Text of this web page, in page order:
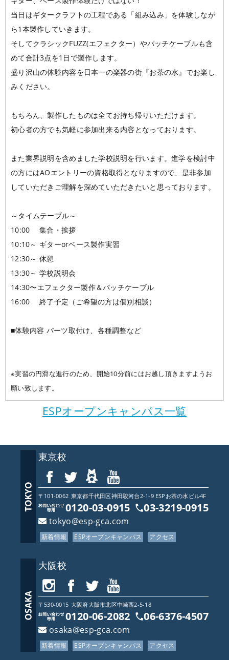
当日はギタークラフトの工程である「組み込み」を体験しなが
ら1本製作していきます。
そしてクラシックFUZZ(エフェクター）やパッチケーブルも含
めて合計3点を1日で製作します。
盛り沢山の体験内容を日本一の楽器の街『お茶の水』でお楽し
みください。
もちろん、製作したものは全てお持ち帰りいただけます。
初心者の方でも気軽に参加出来る内容となっております。
また業界説明を含めました学校説明を行います。進学を検討中
の方にはAOエントリーの資格取得となりますので、是非参加
していただきご理解を深めていただきたいと思っております。
～タイムテーブル～
10:00 集合・挨拶
10:10～ ギターorベース製作実習
12:30～ 休憩
13:30～ 学校説明会
14:30〜エフェクター製作＆パッチケーブル
16:00 終了予定（ご希望の方は個別相談）
■体験内容 パーツ取付け、各種調整など
※実習の円滑な進行のため、開始10分前にはお越し頂きますようお
願い致します。
ESPオープンキャンパス一覧
東京校
〒101-0062 東京都千代田区神田駿河台2-1-9 ESPお茶の水ビル4F
0120-03-0915 03-3219-0915
tokyo@esp-gca.com
新着情報 ESPオープンキャンパス アクセス
大阪校
〒530-0015 大阪府大阪市北区中崎西2-5-18
0120-06-2082 06-6376-4507
osaka@esp-gca.com
新着情報 ESPオープンキャンパス アクセス